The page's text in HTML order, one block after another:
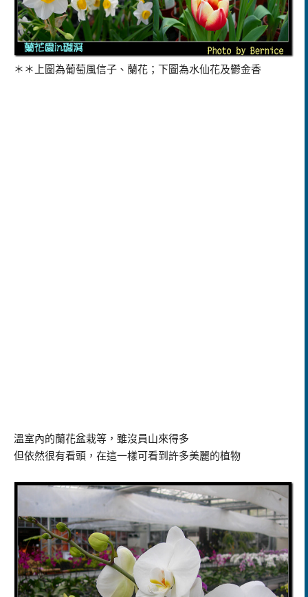
＊＊上圖為葡萄風信子、蘭花；下圖為水仙花及鬱金香
溫室內的蘭花盆栽等，雖沒員山來得多
但依然很有看頭，在這一樣可看到許多美麗的植物